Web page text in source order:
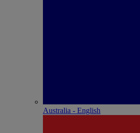
Australia - English